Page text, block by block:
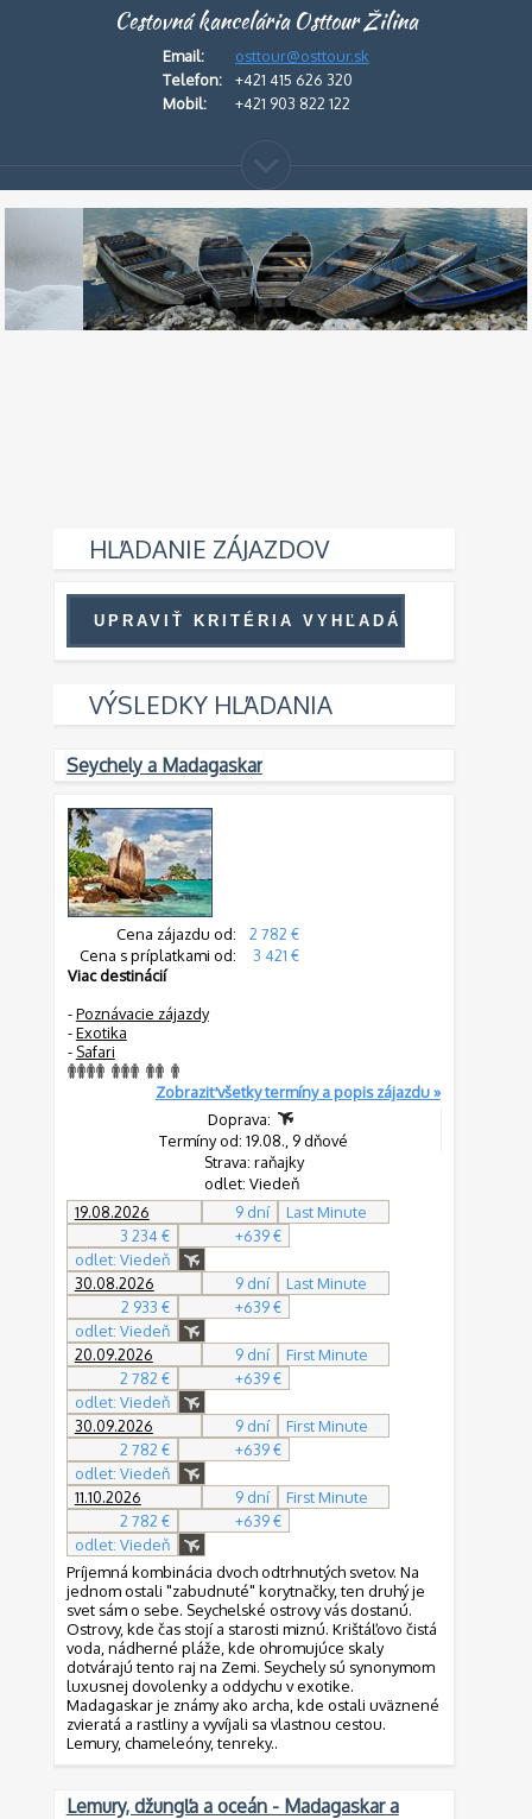
Cestovná kancelária Osttour Žilina
Email:
osttour@osttour.sk
Telefon:
+421 415 626 320
Mobil:
+421 903 822 122
HĽADANIE ZÁJAZDOV
VÝSLEDKY HĽADANIA
Seychely a Madagaskar
Cena zájazdu od:
2 782 €
Cena s príplatkami od:
3 421 €
Viac destinácií
-Poznávacie zájazdy
-Exotika
- Safari
Zobraziť všetky termíny a popis zájazdu »
Doprava:
Termíny od: 19.08., 9 dňové
Strava: raňajky
odlet: Viedeň
19.08.2026
9 dní
Last Minute
3 234 €
+639 €
odlet: Viedeň
30.08.2026
9 dní
Last Minute
2 933 €
+639 €
odlet: Viedeň
20.09.2026
9 dní
First Minute
2 782 €
+639 €
odlet: Viedeň
30.09.2026
9 dní
First Minute
2 782 €
+639 €
odlet: Viedeň
11.10.2026
9 dní
First Minute
2 782 €
+639 €
odlet: Viedeň
Príjemná kombinácia dvoch odtrhnutých svetov. Na
jednom ostali "zabudnuté" korytnačky, ten druhý je
svet sám o sebe. Seychelské ostrovy vás dostanú.
Ostrovy, kde čas stojí a starosti miznú. Krištáľovo čistá
voda, nádherné pláže, kde ohromujúce skaly
dotvárajú tento raj na Zemi. Seychely sú synonymom
luxusnej dovolenky a oddychu v exotike.
Madagaskar je známy ako archa, kde ostali uväznené
zvieratá a rastliny a vyvíjali sa vlastnou cestou.
Lemury, chameleóny, tenreky..
Lemury, džungľa a oceán - Madagaskar a